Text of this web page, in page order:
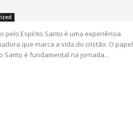
pelo Espírito Santo é uma experiência
que marca a vida do cristão. O papel
Santo é fundamental na jornada...